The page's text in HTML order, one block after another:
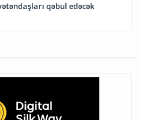
qəbul edəcək